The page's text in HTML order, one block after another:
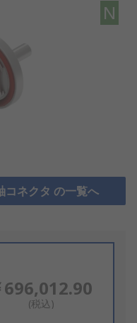
N
コネクタ の一覧へ
696,012.90
(税込)